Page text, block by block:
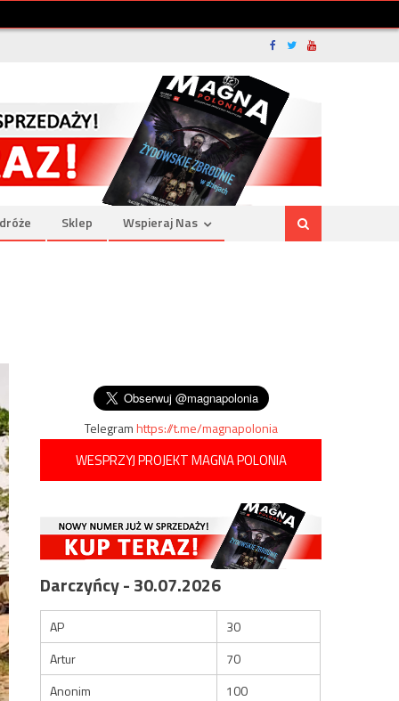
Sklep Wspieraj Nas
Telegramhttps://t.me/magnapolonia
WESPRZYJ PROJEKT MAGNA POLONIA
Darczyńcy - 30.07.2026
AP
30
Artur
70
Anonim
100